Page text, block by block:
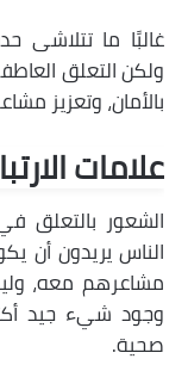
غالبًا ما تتلاشى
ولكن التعلق
بالأمان، وتعزيز
علامات
الشعور بالتعلق
الناس يريدون
مشاعرهم معه،
وجود شيء جيد
صحية.